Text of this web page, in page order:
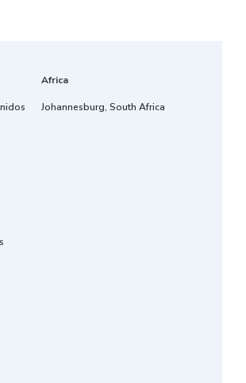
Africa
Johannesburg, South Africa